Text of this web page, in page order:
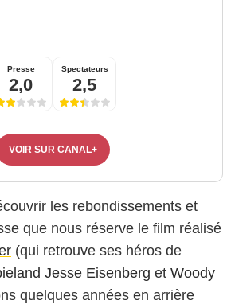
Presse
2,0
Spectateurs
2,5
VOIR SUR CANAL+
les rebondissements et
que nous réserve le film réalisé
(qui retrouve ses héros de
Jesse Eisenberg et Woody
quelques années en arrière